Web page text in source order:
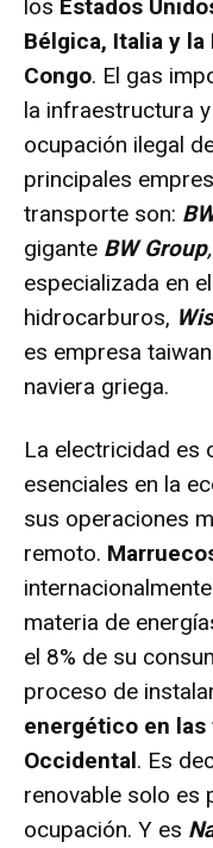
los Estados
Bélgica, Italia y
Congo. El gas
la infraestructura
ocupación ilegal
principales
transporte son:
gigante BW Group,
especializada en
hidrocarburos,
es empresa
naviera griega.
La electricidad es
esenciales en la
sus operaciones
remoto.
materia de
el 8% de su
proceso de
energético en las
Occidental. Es
renovable solo es
ocupación. Y es